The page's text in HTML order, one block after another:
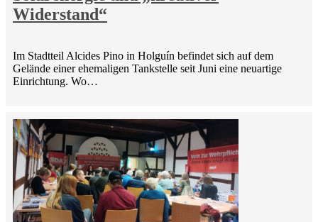
Widerstand“
Im Stadtteil Alcides Pino in Holguín befindet sich auf dem
Gelände einer ehemaligen Tankstelle seit Juni eine neuartige
Einrichtung. Wo…